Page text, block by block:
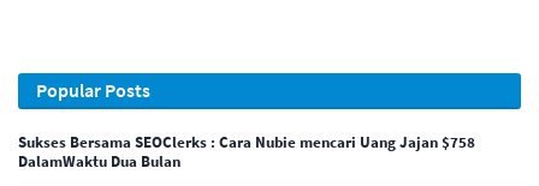
Popular Posts
Sukses Bersama SEOClerks : Cara Nubie mencari Uang Jajan $758
DalamWaktu Dua Bulan